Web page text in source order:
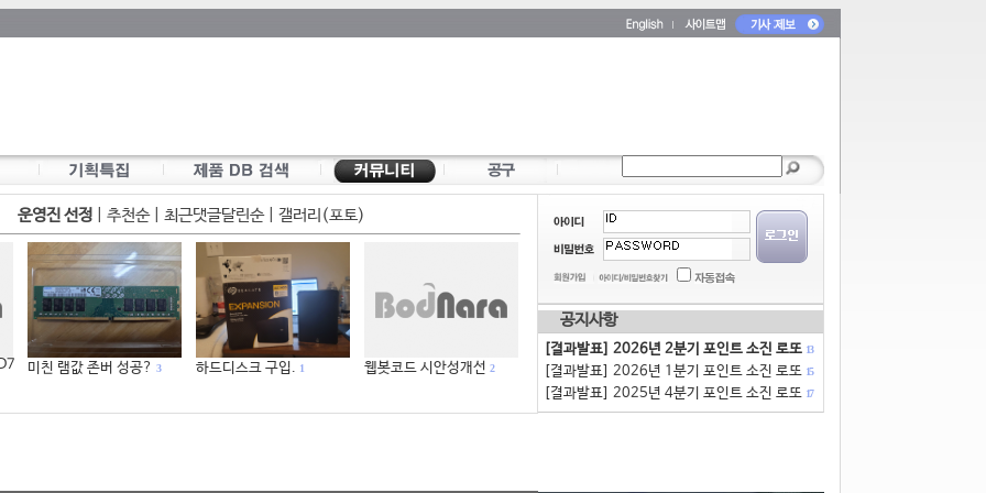
운영진 선정 추천순| 최근댓글달린순| 갤러리(포토)
미친 램값 존버 성공? 3 하드디스크 구입. 1 웹봇코드 시안성개선 2
공지사항
[결과발표] 2026년 2분기 포인트 소진 로또 13
[결과발표] 2026년 1분기 포인트 소진 로또 15
[결과발표] 2025년 4분기 포인트 소진 로또 17